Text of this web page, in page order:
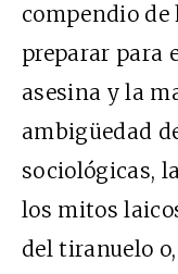
compendio
preparar para
asesina y la
ambigüedad
sociológicas,
los mitos
del tiranuelo